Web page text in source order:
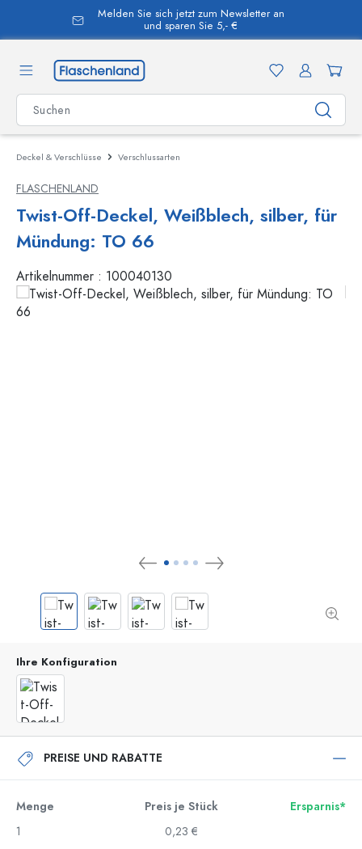
springen
Melden Sie sich jetzt zum Newsletter an
und sparen Sie 5,- €
Deckel & Verschlüsse Verschlussarten
FLASCHENLAND
Twist-Off-Deckel, Weißblech, silber, für
Mündung: TO 66
Artikelnummer : 100040130
Ihre Konfiguration
PREISE UND RABATTE
Menge Preis je Stück
Ersparnis*
1
0,23 €